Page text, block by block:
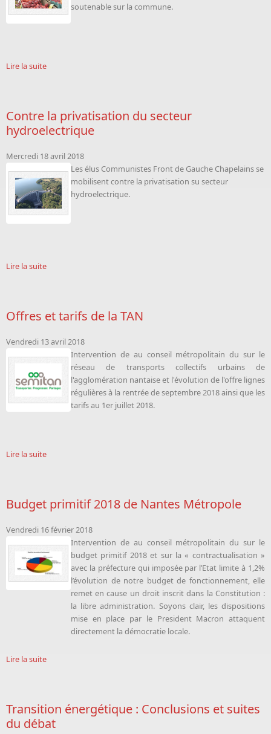
soutenable sur la commune.
Lire la suite
Contre la privatisation du secteur
hydroelectrique
Mercredi 18 avril 2018
Les élus Communistes Front de Gauche Chapelains se
mobilisent contre la privatisation su secteur
hydroelectrique.
Lire la suite
Offres et tarifs de la TAN
Vendredi 13 avril 2018
Intervention de au conseil métropolitain du sur le
réseau de transports collectifs urbains de
l'agglomération nantaise et l'évolution de l'offre lignes
régulières à la rentrée de septembre 2018 ainsi que les
tarifs au 1er juillet 2018.
Lire la suite
Budget primitif 2018 de Nantes Métropole
Vendredi 16 février 2018
Intervention de au conseil métropolitain du sur le
budget primitif 2018 et sur la « contractualisation »
avec la préfecture qui imposée par l’Etat limite à 1,2%
l’évolution de notre budget de fonctionnement, elle
remet en cause un droit inscrit dans la Constitution :
la libre administration. Soyons clair, les dispositions
mise en place par le President Macron attaquent
directement la démocratie locale.
Lire la suite
Transition énergétique : Conclusions et suites
du débat